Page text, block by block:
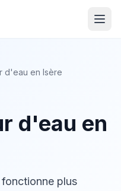
d'eau en Isère
d'eau en
plus